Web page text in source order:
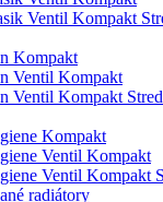
Ventil Kompakt
Kompakt
Ventil Kompakt
Ventil Kompakt
Kompakt
Ventil Kompakt
Ventil Kompakt
radiátory